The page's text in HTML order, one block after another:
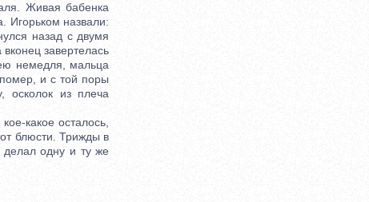
Живая бабенка
Игорьком назвали:
назад с двумя
завертелась
немедля, мальца
и с той поры
осколок из плеча
какое осталось,
блюсти. Трижды в
делал одну и ту же